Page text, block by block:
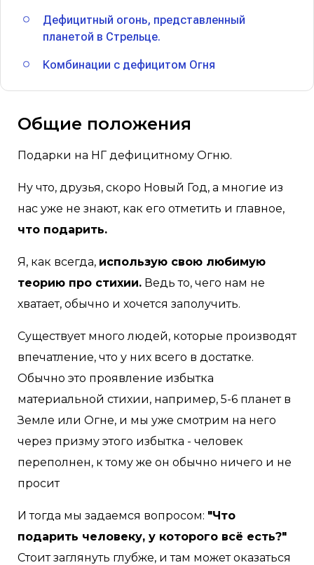
Дефицитный огонь, представленный
планетой в Стрельце.
Комбинации с дефицитом Огня
Общие положения
Подарки на НГ дефицитному Огню.
Ну что, друзья, скоро Новый Год, а многие из
нас уже не знают, как его отметить и главное,
что подарить.
Я, как всегда, использую свою любимую
теорию про стихии. Ведь то, чего нам не
хватает, обычно и хочется заполучить.
Существует много людей, которые производят
впечатление, что у них всего в достатке.
Обычно это проявление избытка
материальной стихии, например, 5-6 планет в
Земле или Огне, и мы уже смотрим на него
через призму этого избытка - человек
переполнен, к тому же он обычно ничего и не
просит
И тогда мы задаемся вопросом: "Что
подарить человеку, у которого всё есть?"
Стоит заглянуть глубже, и там может оказаться